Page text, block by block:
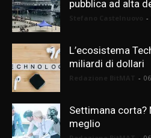
pubblica ad alta
-
L’ecosistema
miliardi di dollari
-
Settimana corta?
meglio